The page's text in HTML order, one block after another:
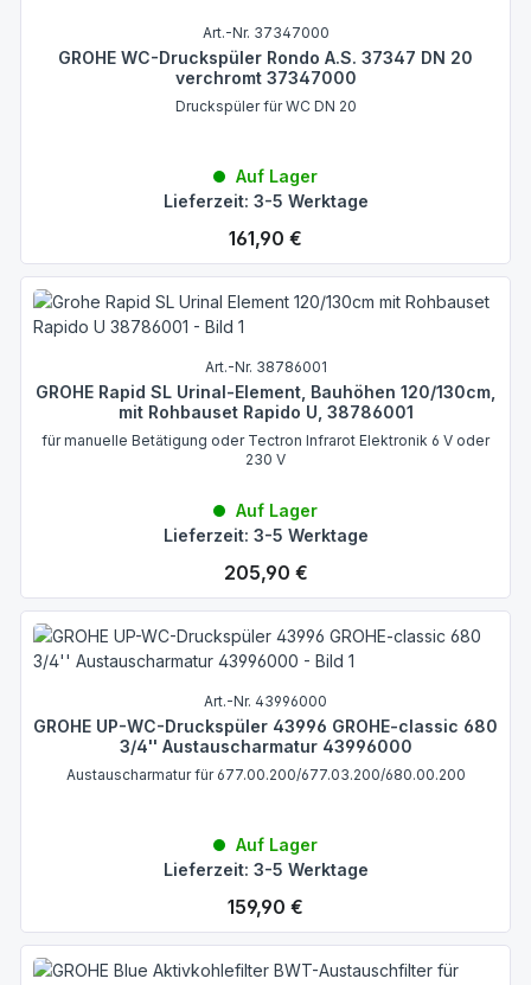
Art.-Nr. 37347000
GROHE WC-Druckspüler Rondo A.S. 37347 DN 20
verchromt 37347000
Druckspüler für WC DN 20
Auf Lager
Lieferzeit: 3-5 Werktage
Regulärer Preis:
161,90 €
Art.-Nr. 38786001
GROHE Rapid SL Urinal-Element, Bauhöhen 120/130cm,
mit Rohbauset Rapido U, 38786001
für manuelle Betätigung oder Tectron Infrarot Elektronik 6 V oder
230 V
Auf Lager
Lieferzeit: 3-5 Werktage
Regulärer Preis:
205,90 €
Art.-Nr. 43996000
GROHE UP-WC-Druckspüler 43996 GROHE-classic 680
3/4'' Austauscharmatur 43996000
Austauscharmatur für 677.00.200/677.03.200/680.00.200
Auf Lager
Lieferzeit: 3-5 Werktage
Regulärer Preis:
159,90 €